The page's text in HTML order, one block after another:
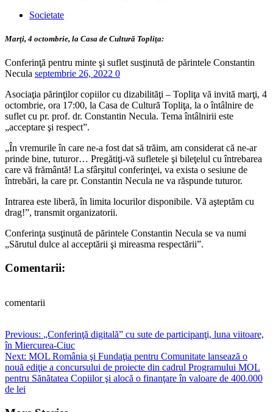
Societate
Marţi, 4 octombrie, la Casa de Cultură Topliţa:
Conferinţă pentru minte şi suflet susţinută de părintele Constantin
Necula septembrie 26, 2022 0
Asociaţia părinţilor copiilor cu dizabilităţi – Topliţa vă invită marţi, 4
octombrie, ora 17:00, la Casa de Cultură Topliţa, la o întâlnire de
suflet cu pr. prof. dr. Constantin Necula. Tema întâlnirii este
„acceptare şi respect”.
„În vremurile în care ne-a fost dat să trăim, am considerat că ne-ar
prinde bine, tuturor… Pregătiţi-vă sufletele şi bileţelul cu întrebarea
care vă frământă! La sfârşitul conferinţei, va exista o sesiune de
întrebări, la care pr. Constantin Necula ne va răspunde tuturor.
Intrarea este liberă, în limita locurilor disponibile. Vă aşteptăm cu
drag!”, transmit organizatorii.
Conferinţa susţinută de părintele Constantin Necula se va numi
„Sărutul dulce al acceptării şi mireasma respectării”.
Comentarii:
comentarii
Post
navigation
Previous: „Conferinţă digitală” cu sute de participanţi, luna viitoare,
în Miercurea-Ciuc
Next: MOL România şi Fundaţia pentru Comunitate lansează o
nouă ediţie a concursului de proiecte din cadrul Programului MOL
pentru Sănătatea Copiilor şi alocă o finanţare în valoare de 400.000
de lei